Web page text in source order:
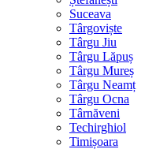
Suceava
Târgoviște
Târgu Jiu
Târgu Lăpuș
Târgu Mureș
Târgu Neamț
Târgu Ocna
Târnăveni
Techirghiol
Timișoara